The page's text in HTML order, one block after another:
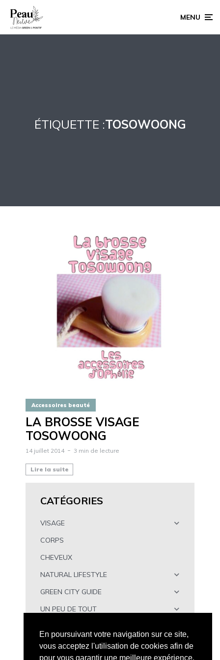
MENU
ÉTIQUETTE :TOSOWOONG
Accessoires beauté
LA BROSSE VISAGE
TOSOWOONG
14 juillet 2014 3 min de lecture
Lire la suite
CATÉGORIES
VISAGE
CORPS
CHEVEUX
NATURAL LIFESTYLE
GREEN CITY GUIDE
UN PEU DE TOUT
En poursuivant votre navigation sur ce site,
vous acceptez l'utilisation de cookies afin de
pour vous garantir une meilleure expérience.